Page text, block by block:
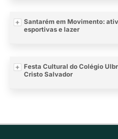
Santarém em Movimento:
esportivas e lazer
Festa Cultural do Colégio
Cristo Salvador